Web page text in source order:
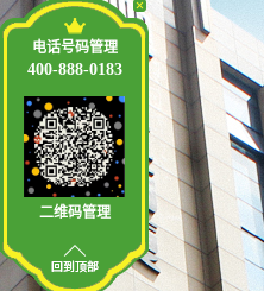
电话号码管理
400-888-0183
二维码管理